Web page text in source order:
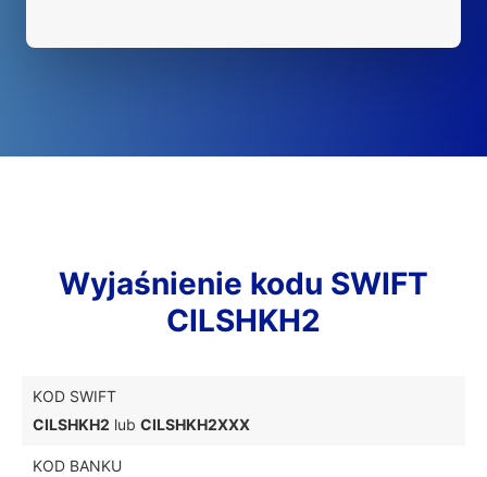
Wyjaśnienie kodu SWIFT
CILSHKH2
KOD SWIFT
CILSHKH2 lub CILSHKH2XXX
KOD BANKU